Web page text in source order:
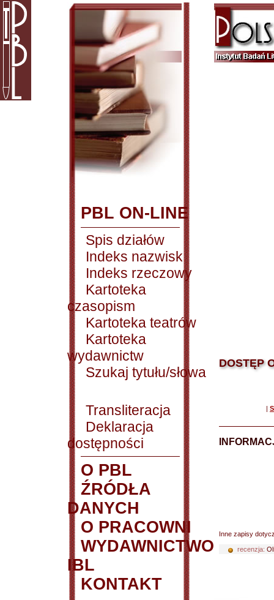
PBL ON-LINE
Spis działów
Indeks nazwisk
Indeks rzeczowy
Kartoteka
czasopism
Kartoteka teatrów
Kartoteka
wydawnictw
Szukaj tytułu/słowa
Transliteracja
Deklaracja
dostępności
O PBL
ŹRÓDŁA
DANYCH
O PRACOWNI
WYDAWNICTWO
IBL
KONTAKT
DOSTĘP
|
Inne zapisy
recenzja: